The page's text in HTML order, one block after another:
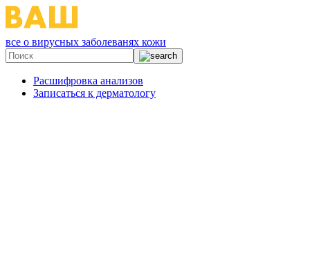
все о вирусных заболеванях кожи
Расшифровка анализов
Записаться к дерматологу